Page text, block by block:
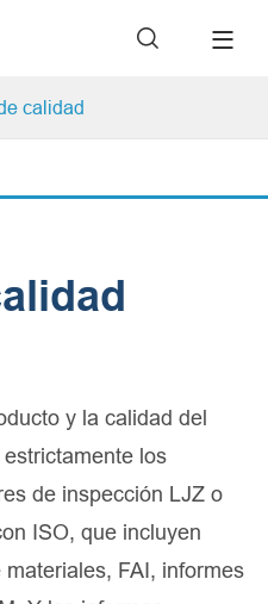

calidad
y la calidad del
los
de inspección LJZ o
ISO, que incluyen
FAI, informes